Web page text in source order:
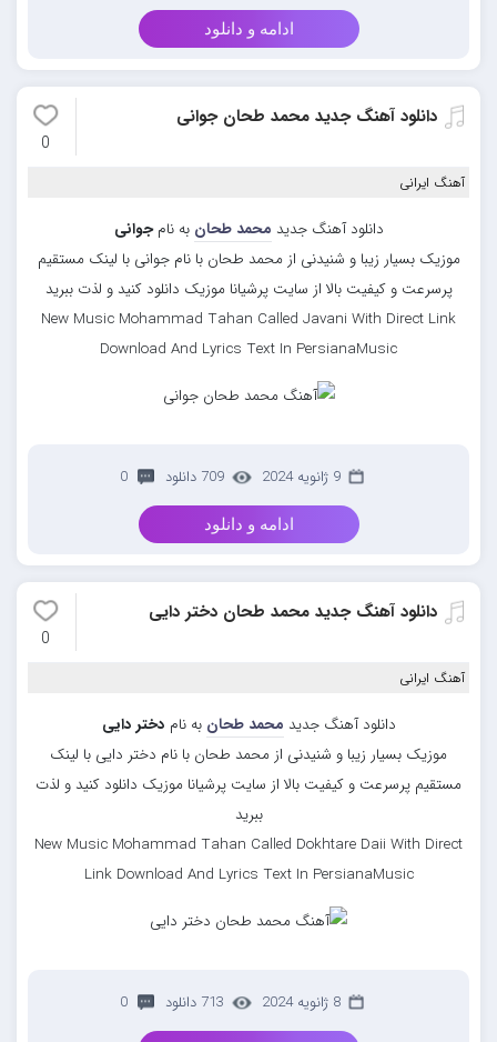
ادامه و دانلود
دانلود آهنگ جدید محمد طحان جوانی
0
آهنگ ایرانی
دانلود آهنگ جدید محمد طحان به نامجوانی
موزیک بسیار زیبا و شنیدنی از محمد طحان با نام جوانی با لینک مستقیم
پرسرعت و کیفیت بالا از سایت پرشیانا موزیک دانلود کنید و لذت ببرید
New Music Mohammad Tahan Called Javani With Direct Link
Download And Lyrics Text In PersianaMusic
9 ژانویه 2024 709 دانلود 0
ادامه و دانلود
دانلود آهنگ جدید محمد طحان دختر دایی
0
آهنگ ایرانی
دانلود آهنگ جدید محمد طحان به نام دختر دایی
موزیک بسیار زیبا و شنیدنی از محمد طحان با نام دختر دایی با لینک
مستقیم پرسرعت و کیفیت بالا از سایت پرشیانا موزیک دانلود کنید و لذت
ببرید
New Music Mohammad Tahan Called Dokhtare Daii With Direct
Link Download And Lyrics Text In PersianaMusic
8 ژانویه 2024 713 دانلود 0